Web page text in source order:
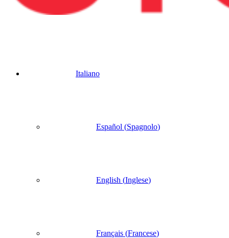
Italiano
Español (Spagnolo)
English (Inglese)
Français (Francese)